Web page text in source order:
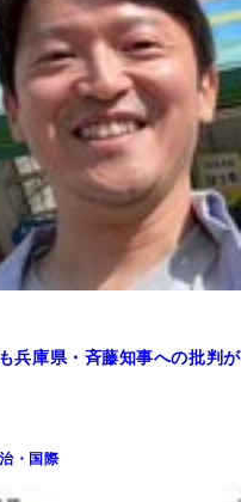
兵庫県・斉藤知事への批判が
・国際